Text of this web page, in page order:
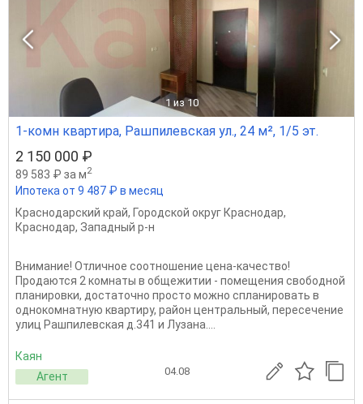
1 из 10
1-комн квартира, Рашпилевская ул., 24 м², 1/5 эт.
2 150 000 ₽
89 583 ₽ за м2
Ипотека от 9 487 ₽ в месяц
Краснодарский край, Городской округ Краснодар,
Краснодар, Западный р-н
Внимание! Отличное соотношение цена-качество!
Продаются 2 комнаты в общежитии - помещения свободной
планировки, достаточно просто можно спланировать в
однокомнатную квартиру, район центральный, пересечение
улиц Рашпилевская д.341 и Лузана....
Каян
Агент
04.08